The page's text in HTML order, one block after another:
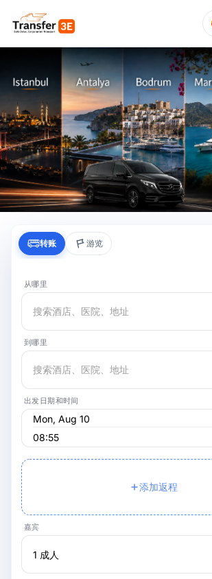
安全驾驶，企业运输
转账 游览
从哪里
到哪里
出发日期和时间
08:55
添加返程
嘉宾
1 成人